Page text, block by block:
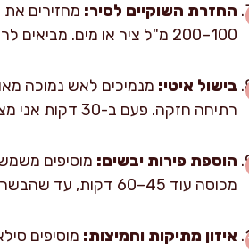
החזרת השוקיים לסיר: מחזירים את
100–200 מ"ל ציר או מים. מביאים לרתיחה עדינה.
בישול איטי:
רתיחה חזקה. פעם ב-30 דקות אני מציץ ומסובב בעדינות את השוקיים כדי שיתבשלו אחיד ולא יתייבשו בחלק העליון.
הוספת פירות יבשים: מוסיפים
מכוסה עוד 45–60 דקות, עד שהבשר רך מאוד ומתחיל להתרחק מהעצם, ומזלג נכנס בלי התנגדות.
איזון מתיקות וחמיצות: מוסיפים